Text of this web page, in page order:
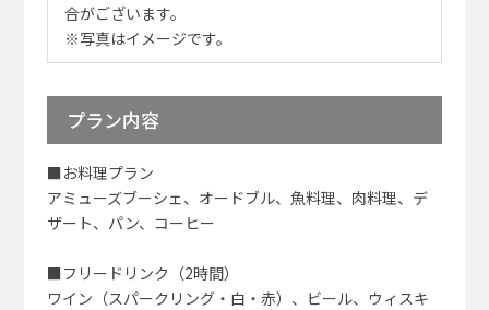
合がございます。
※写真はイメージです。
プラン内容
■お料理プラン
アミューズブーシェ、オードブル、魚料理、肉料理、デ
ザート、パン、コーヒー
■フリードリンク（2時間）
ワイン（スパークリング・白・赤）、ビール、ウィスキ